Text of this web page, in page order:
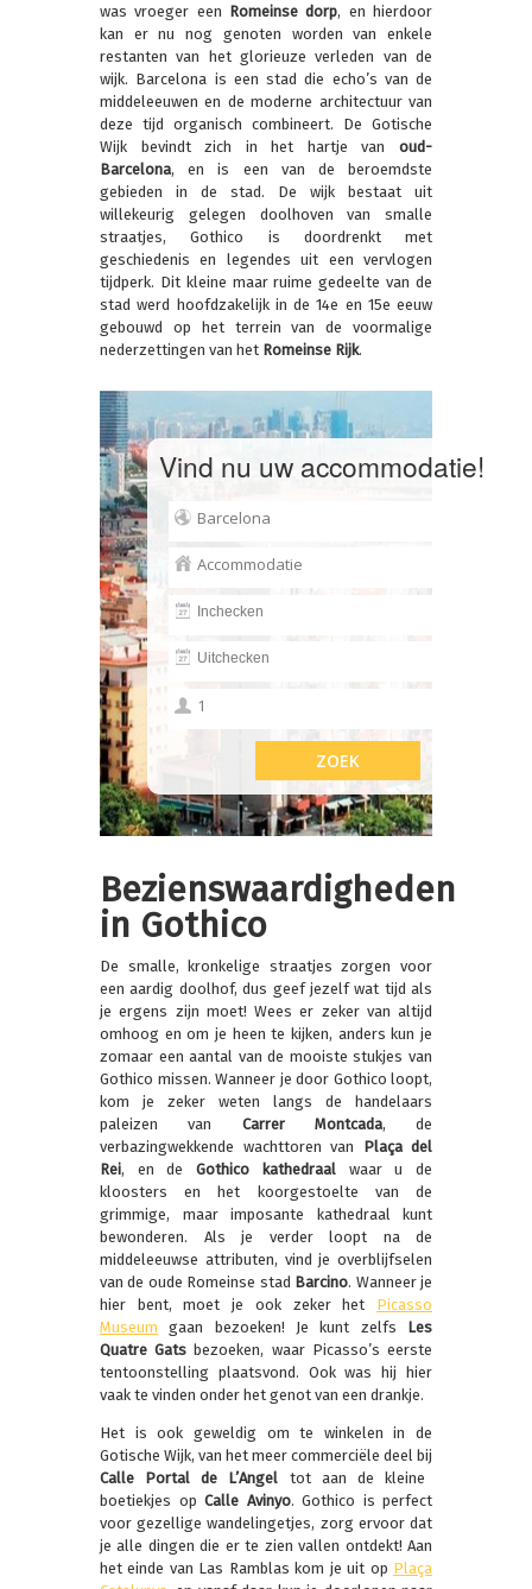
was vroeger een Romeinse dorp, en hierdoor
kan er nu nog genoten worden van enkele
restanten van het glorieuze verleden van de
wijk. Barcelona is een stad die echo’s van de
middeleeuwen en de moderne architectuur van
deze tijd organisch combineert. De Gotische
Wijk bevindt zich in het hartje van oud-
Barcelona, en is een van de beroemdste
gebieden in de stad. De wijk bestaat uit
willekeurig gelegen doolhoven van smalle
straatjes, Gothico is doordrenkt met
geschiedenis en legendes uit een vervlogen
tijdperk. Dit kleine maar ruime gedeelte van de
stad werd hoofdzakelijk in de 14e en 15e eeuw
gebouwd op het terrein van de voormalige
nederzettingen van het Romeinse Rijk.
Vind nu uw accommodatie!
Bezienswaardigheden
in Gothico
De smalle, kronkelige straatjes zorgen voor
een aardig doolhof, dus geef jezelf wat tijd als
je ergens zijn moet! Wees er zeker van altijd
omhoog en om je heen te kijken, anders kun je
zomaar een aantal van de mooiste stukjes van
Gothico missen. Wanneer je door Gothico loopt,
kom je zeker weten langs de handelaars
paleizen van Carrer Montcada, de
verbazingwekkende wachttoren van Plaça del
Rei, en deGothico kathedraalwaar u de
kloosters en het koorgestoelte van de
grimmige, maar imposante kathedraal kunt
bewonderen. Als je verder loopt na de
middeleeuwse attributen, vind je overblijfselen
van de oude Romeinse stad Barcino. Wanneer je
hier bent, moet je ook zeker het Picasso
Museum gaan bezoeken! Je kunt zelfs Les
Quatre Gats bezoeken, waar Picasso’s eerste
tentoonstelling plaatsvond. Ook was hij hier
vaak te vinden onder het genot van een drankje.
Het is ook geweldig om te winkelen in de
Gotische Wijk, van het meer commerciële deel bij
Calle Portal de L’Angel tot aan de kleine
boetiekjes op Calle Avinyo. Gothico is perfect
voor gezellige wandelingetjes, zorg ervoor dat
je alle dingen die er te zien vallen ontdekt! Aan
het einde van Las Ramblas kom je uit op Plaça